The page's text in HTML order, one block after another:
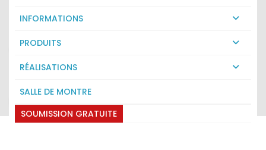
INFORMATIONS
PRODUITS
RÉALISATIONS
SALLE DE MONTRE
SOUMISSION GRATUITE
BOUCHERVILLE